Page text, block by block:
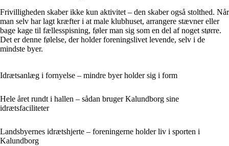
Frivilligheden skaber ikke kun aktivitet – den skaber også stolthed. Når
man selv har lagt kræfter i at male klubhuset, arrangere stævner eller
bage kage til fællesspisning, føler man sig som en del af noget større.
Det er denne følelse, der holder foreningslivet levende, selv i de
mindste byer.
Idrætsanlæg i fornyelse – mindre byer holder sig i form
Hele året rundt i hallen – sådan bruger Kalundborg sine
idrætsfaciliteter
Landsbyernes idrætshjerte – foreningerne holder liv i sporten i
Kalundborg